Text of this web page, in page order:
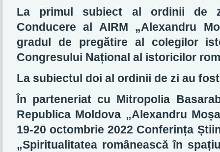
La primul subiect al ordinii de
Conducere al AIRM „Alexandru
gradul de pregătire al colegilor
Congresului Național al istoricilor
La subiectul doi al ordinii de zi au
În parteneriat cu Mitropolia
Republica Moldova „Alexandru
19-20 octombrie 2022 Conferința
„Spiritualitatea românească în